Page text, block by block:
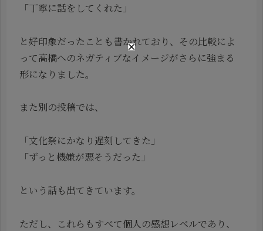
「丁寧に話をしてくれた」
と好印象だったことも書かれており、その比較によ
って高橋へのネガティブなイメージがさらに強まる
形になりました。
また別の投稿では、
「文化祭にかなり遅刻してきた」
「ずっと機嫌が悪そうだった」
という話も出てきています。
ただし、これらもすべて個人の感想レベルであり、